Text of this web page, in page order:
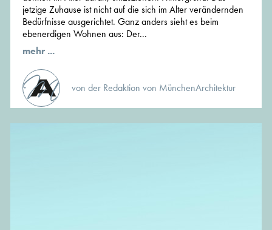
jetzige Zuhause ist nicht auf die sich im Alter verändernden
Bedürfnisse ausgerichtet. Ganz anders sieht es beim
ebenerdigen Wohnen aus: Der...
mehr ...
von der Redaktion von MünchenArchitektur